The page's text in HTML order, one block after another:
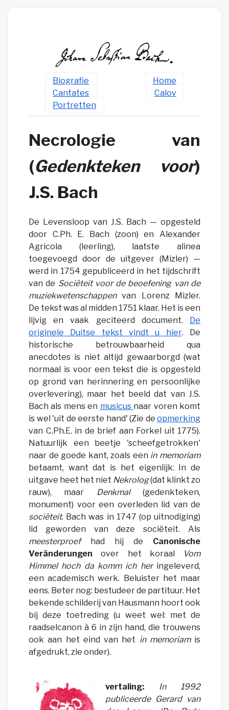
Biografie
Home
Cantates
Calov
Portretten
Necrologie van
(Gedenkteken voor)
J.S. Bach
De Levensloop van J.S. Bach — opgesteld
door C.Ph. E. Bach (zoon) en Alexander
Agricola (leerling), laatste alinea
toegevoegd door de uitgever (Mizler) —
werd in 1754 gepubliceerd in het tijdschrift
van de Sociëteit voor de beoefening van de
muziekwetenschappenvan Lorenz Mizler.
De tekst was al midden 1751 klaar. Het is een
lijvig en vaak geciteerd document.
De
originele Duitse tekst vindt u hier. De
historische betrouwbaarheid qua
anecdotes is niet altijd gewaarborgd (wat
normaal is voor een tekst die is opgesteld
op grond van herinnering en persoonlijke
overlevering), maar het beeld dat van J.S.
Bach als mens en musicus naar voren komt
is wel 'uit de eerste hand' (Zie de opmerking
van C.Ph.E. in de brief aan Forkel uit 1775).
Natuurlijk een beetje 'scheefgetrokken'
naar de goede kant, zoals een in memoriam
betaamt, want dat is het eigenlijk: In de
uitgave heet het niet Nekrolog(dat klinkt zo
rauw), maar Denkmal(gedenkteken,
monument) voor een overleden lid van de
sociëteit. Bach was in 1747 (op uitnodiging)
lid geworden van deze sociëteit. Als
meesterproef
had hij de Canonische
Veränderungen over het koraal
Vom
Himmel hoch da komm ich her ingeleverd,
een academisch werk. Beluister het maar
eens. Beter nog: bestudeer de partituur. Het
bekende schilderij van Hausmann hoort ook
bij deze toetreding (u weet wel: met de
raadselcanon à 6 in zijn hand, die trouwens
ook aan het eind van het in memoriam is
afgedrukt, zie onder).
vertaling:
In 1992
publiceerde Gerard van